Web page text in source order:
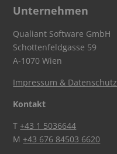
Unternehmen
Qualiant Software GmbH
Schottenfeldgasse 59
A-1070 Wien
Impressum & Datenschutz
Kontakt
T+43 1 5036644
M+43 676 84503 6620